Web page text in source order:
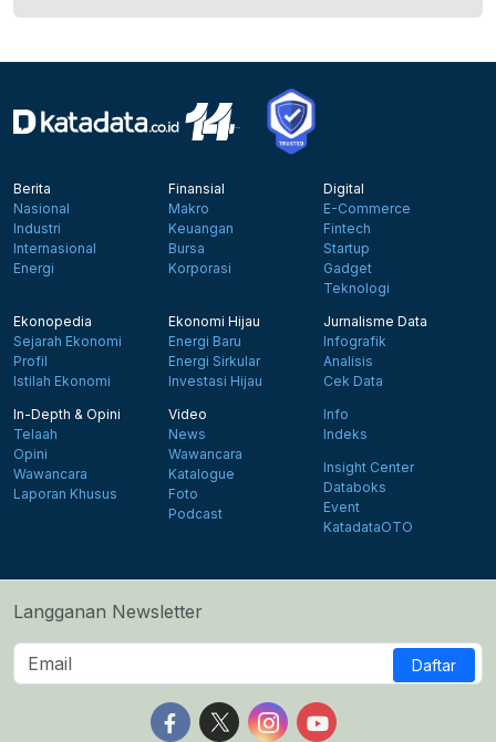
Berita
Nasional
Industri
Internasional
Energi
Finansial
Makro
Keuangan
Bursa
Korporasi
Digital
E-Commerce
Fintech
Startup
Gadget
Teknologi
Ekonopedia
Sejarah Ekonomi
Profil
Istilah Ekonomi
Ekonomi Hijau
Energi Baru
Energi Sirkular
Investasi Hijau
Jurnalisme Data
Infografik
Analisis
Cek Data
In-Depth & Opini
Telaah
Opini
Wawancara
Laporan Khusus
Video
News
Wawancara
Katalogue
Foto
Podcast
Info
Indeks
Insight Center
Databoks
Event
KatadataOTO
Langganan Newsletter
Daftar
Follow us on Facebook
Follow us on X
Follow us on Instagram
Follow us on